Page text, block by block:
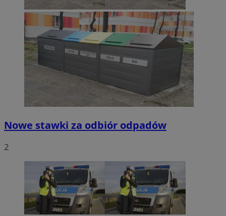
Nowe stawki za odbiór odpadów
2